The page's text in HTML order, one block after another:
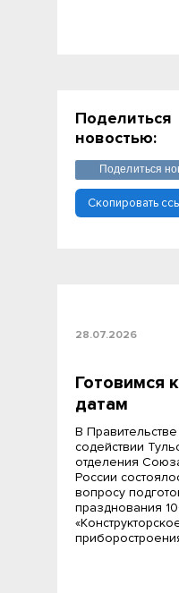
28.07.2026
Готовимся
датам
В
содействии
отделения
России
вопросу
празднования
Поделиться
новостью:
Поделиться
Скопировать